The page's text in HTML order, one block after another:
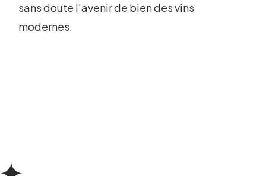
sans doute l’avenir de bien des vins
modernes.